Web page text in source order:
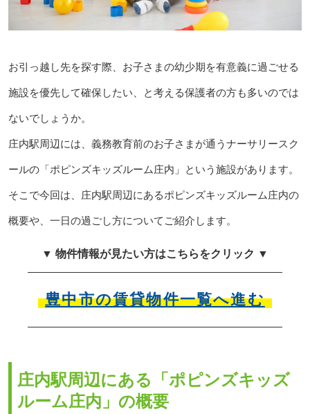
お引っ越し先を探す際、お子さまの幼少期を有意義に過ごせる
施設を優先して確保したい、と考える保護者の方も多いのでは
ないでしょうか。
庄内駅周辺には、義務教育前のお子さまが通うナーサリースク
ールの「ポピンズキッズルーム庄内」という施設があります。
そこで今回は、庄内駅周辺にあるポピンズキッズルーム庄内の
概要や、一日の過ごし方についてご紹介します。
▼ 物件情報が見たい方はこちらをクリック ▼
豊中市の賃貸物件一覧へ進む
庄内駅周辺にある「ポピンズキッズ
ルーム庄内」の概要